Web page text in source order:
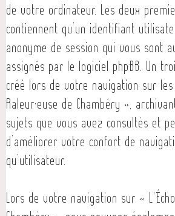
de votre ordinateur. Les deux
contiennent qu’un identifiant
anonyme de session qui vous sont
assignés par le logiciel phpBB. Un
créé lors de votre navigation sur les
Raleur·euse de Chambéry »,
sujets que vous avez consultés et
d’améliorer votre confort de
qu’utilisateur.
Lors de votre navigation sur «